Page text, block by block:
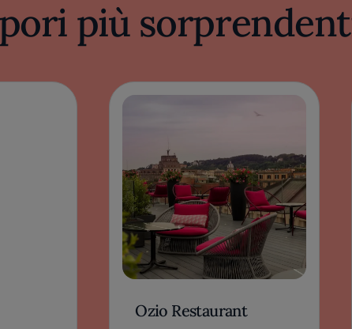
più
Ozio Restaurant